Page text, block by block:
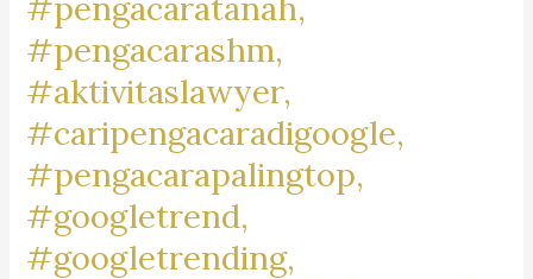
#pengacarashm,
#aktivitaslawyer,
#caripengacaradigoogle,
#pengacarapalingtop,
#googletrend,
#googletrending,